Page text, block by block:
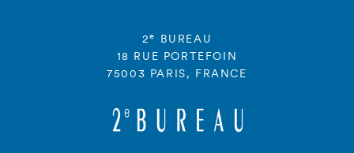
2e
BUREAU
18 RUE PORTEFOIN
75003 PARIS, FRANCE